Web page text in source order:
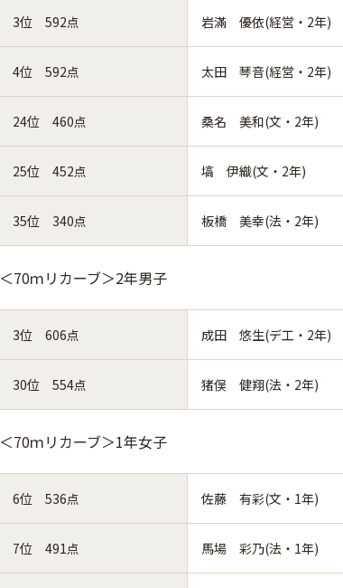
3位 592点 岩滿 優依(経営・2年)
4位 592点 太田 琴音(経営・2年)
24位 460点 桑名 美和(文・2年)
25位 452点 塙 伊織(文・2年)
35位 340点 板橋 美幸(法・2年)
＜70ｍリカーブ＞2年男子
3位 606点 成田 悠生(デ工・2年)
30位 554点 猪俣 健翔(法・2年)
＜70ｍリカーブ＞1年女子
6位 536点 佐藤 有彩(文・1年)
7位 491点 馬場 彩乃(法・1年)